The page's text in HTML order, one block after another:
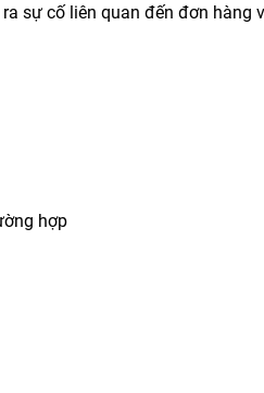
sự cố liên quan đến đơn hàng
hợp